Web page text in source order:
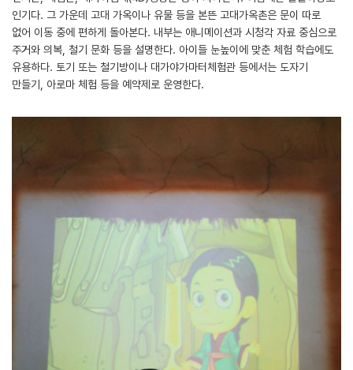
인기다. 그 가운데 고대 가옥이나 유물 등을 본뜬 고대가옥촌은 문이 따로
없어 이동 중에 편하게 돌아본다. 내부는 애니메이션과 시청각 자료 중심으로
주거와 의복, 철기 문화 등을 설명한다. 아이들 눈높이에 맞춘 체험 학습에도
유용하다. 토기 또는 철기방이나 대가야가마터체험관 등에서는 도자기
만들기, 아로마 체험 등을 예약제로 운영한다.